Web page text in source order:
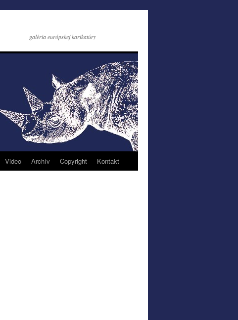
galéria európskej karikatúry
Video Archív Copyright Kontakt